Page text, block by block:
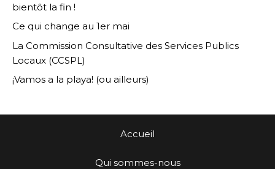
bientôt la fin !
Ce qui change au 1er mai
La Commission Consultative des Services Publics
Locaux (CCSPL)
¡Vamos a la playa! (ou ailleurs)
Accueil
Qui sommes-nous